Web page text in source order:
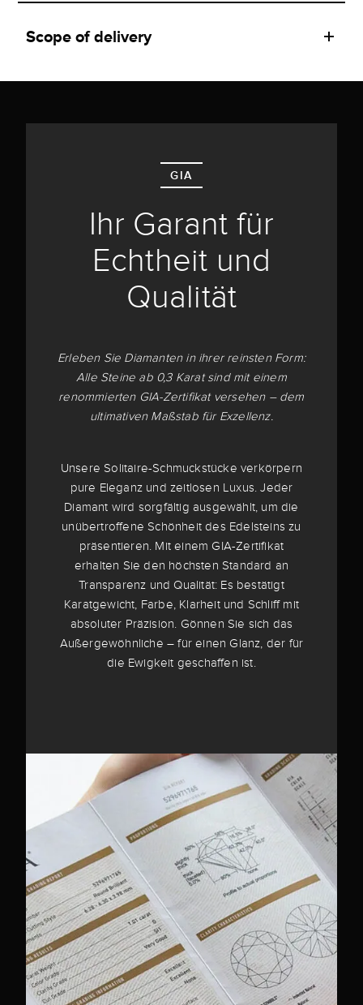
Scope of delivery
GIA
Ihr Garant für
Echtheit und
Qualität
Erleben Sie Diamanten in ihrer reinsten Form:
Alle Steine ab 0,3 Karat sind mit einem
renommierten GIA-Zertifikat versehen – dem
ultimativen Maßstab für Exzellenz.
Unsere Solitaire-Schmuckstücke verkörpern
pure Eleganz und zeitlosen Luxus. Jeder
Diamant wird sorgfältig ausgewählt, um die
unübertroffene Schönheit des Edelsteins zu
präsentieren. Mit einem GIA-Zertifikat
erhalten Sie den höchsten Standard an
Transparenz und Qualität: Es bestätigt
Karatgewicht, Farbe, Klarheit und Schliff mit
absoluter Präzision. Gönnen Sie sich das
Außergewöhnliche – für einen Glanz, der für
die Ewigkeit geschaffen ist.